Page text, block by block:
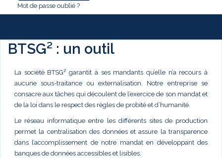
Mot de passe oublié ?
BTSG² : un outil
La société BTSG² garantit à ses mandants qu’elle n’a recours à
aucune sous-traitance ou externalisation. Notre entreprise se
consacre aux tâches qui découlent de l’exercice de son mandat et
de la loi dans le respect des règles de probité et d’humanité.
Le réseau informatique entre les différents sites de production
permet la centralisation des données et assure la transparence
dans l’accomplissement de notre mandat en développant des
banques de données accessibles et lisibles.